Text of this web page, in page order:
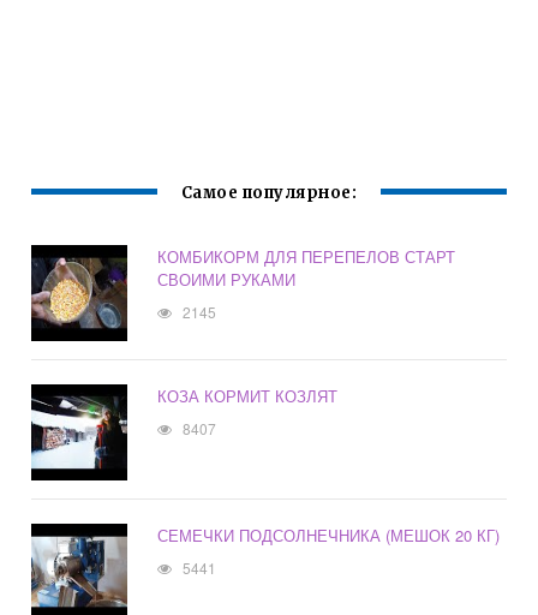
Самое популярное:
КОМБИКОРМ ДЛЯ ПЕРЕПЕЛОВ СТАРТ
СВОИМИ РУКАМИ
2145
КОЗА КОРМИТ КОЗЛЯТ
8407
СЕМЕЧКИ ПОДСОЛНЕЧНИКА (МЕШОК 20 КГ)
5441